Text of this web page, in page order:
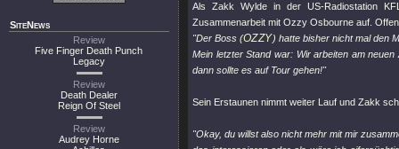
SiteNews
Review
Five Finger Death Punch
Legacy
Review
Death Dealer
Reign Of Steel
Review
Audrey Horne
Als Zakk Wylde in der US-Radiostation
Zusammenarbeit mit Ozzy Osbourne auf.
"Der Boss (OZZY) hatte bisher nicht mal den
Mein letzter Stand war: Wir arbeiten am
dann sollte es auf Tour gehen!"
Sein Erstaunen nimmt weiter Lauf und Zakk
"Okay, du willst also nicht mehr mit mir